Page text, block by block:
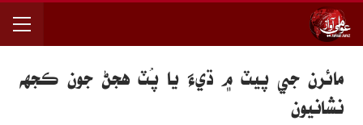
مائرن جي پيٽ ۾ ڌيءَ يا پُٽ هجڻ جون ڪجهه
نشانيون